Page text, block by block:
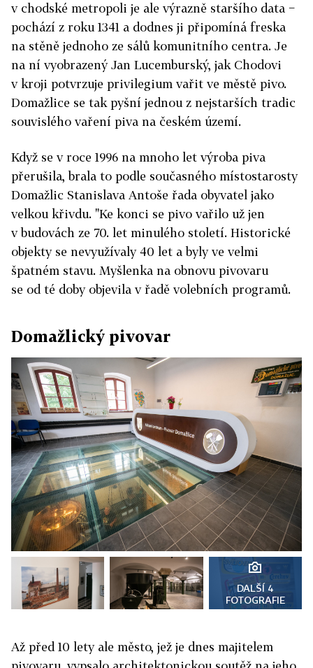
v chodské metropoli je ale výrazně staršího data −
pochází z roku 1341 a dodnes ji připomíná freska
na stěně jednoho ze sálů komunitního centra. Je
na ní vyobrazený Jan Lucemburský, jak Chodovi
v kroji potvrzuje privilegium vařit ve městě pivo.
Domažlice se tak pyšní jednou z nejstarších tradic
souvislého vaření piva na českém území.
Když se v roce 1996 na mnoho let výroba piva
přerušila, brala to podle současného místostarosty
Domažlic Stanislava Antoše řada obyvatel jako
velkou křivdu. "Ke konci se pivo vařilo už jen
v budovách ze 70. let minulého století. Historické
objekty se nevyužívaly 40 let a byly ve velmi
špatném stavu. Myšlenka na obnovu pivovaru
se od té doby objevila v řadě volebních programů.
Domažlický pivovar
DALŠÍ 4
FOTOGRAFIE
Až před 10 lety ale město, jež je dnes majitelem